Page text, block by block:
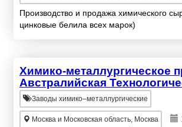
Производство и продажа химического
цинковые белила всех марок)
Химико-металлургическое
Австралийская
Заводы химико–металлургические
Москва и Московская область, Москва